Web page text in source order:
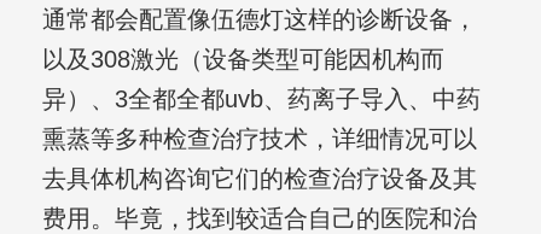
通常都会配置像伍德灯这样的诊断设备，
以及308激光（设备类型可能因机构而
异）、3全都全都uvb、药离子导入、中药
熏蒸等多种检查治疗技术，详细情况可以
去具体机构咨询它们的检查治疗设备及其
费用。毕竟，找到较适合自己的医院和治